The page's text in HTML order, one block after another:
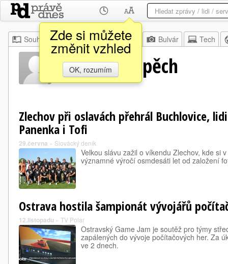
Zde si můžete
změnit vzhled
OK, rozumím
Souhrn Moje Z domova Bulvár Tech
Zbyněk Pospěch
Zlechov při oslavách přehrál Buchlovice,
Panenka i Tofi
29.června » Slovácký deník
Velkou slávu zažil o víkendu Zlechov, kde si
významné výročí osmdesáti let od založení
Ostrava hostila šampionát vývojářů
12.listopadu » TV Polar
Ostravský Game Jam je soutěž pro týmy
zapálených do vývoje počítačových her. Za
ve 2 dnech.